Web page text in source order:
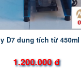
D7 dung tích từ 450ml
1.200.000 đ